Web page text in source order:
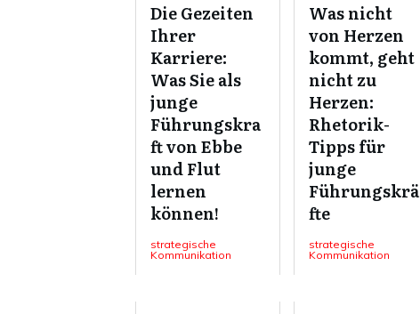
Die Gezeiten
Ihrer
Karriere:
Was Sie als
junge
Führungskra
ft von Ebbe
und Flut
lernen
können!
strategische
Kommunikation
Was nicht
von Herzen
kommt, geht
nicht zu
Herzen:
Rhetorik-
Tipps für
junge
Führungskrä
fte
strategische
Kommunikation